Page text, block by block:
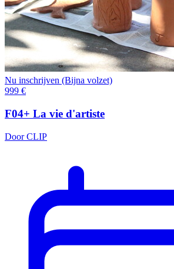
Nu inschrijven (Bijna volzet)
999 €
F04+ La vie d'artiste
Door CLIP